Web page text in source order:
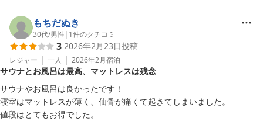
2026-03-24もちだぬき
30代/男性 | 1件のクチコミ
3 2026年2月23日投稿
レジャー 一人 2026年2月宿泊
サウナとお風呂は最高、マットレスは残念
サウナやお風呂は良かったです！
寝室はマットレスが薄く、仙骨が痛くて起きてしまいました。
値段はとてもお得でした。